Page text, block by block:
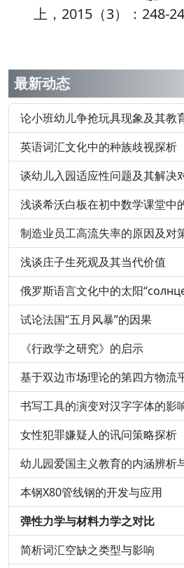
上，2015（3）：248-
最新动态
论小班幼儿争抢玩具现象及其教
英语词汇文化中的种族歧视探析
谈幼儿入园适应性问题及其解决
浅谈希沃白板在初中数学课堂中
制造业员工高流失率的原因及对
浅谈庄子生死观及其当代价值
俄罗斯语言文化中的太阳
试论法国“五月风暴”的因果
《行政学之研究》的启示
基于双边市场理论的第四方物流
书写工具的演变对汉字字体的影
女性犯罪嫌疑人的讯问策略探析
幼儿园爱国主义教育的内涵辨析
本钢X80管线钢的开发与应用
弹性力学与材料力学之对比
简析词汇空缺之类型与影响